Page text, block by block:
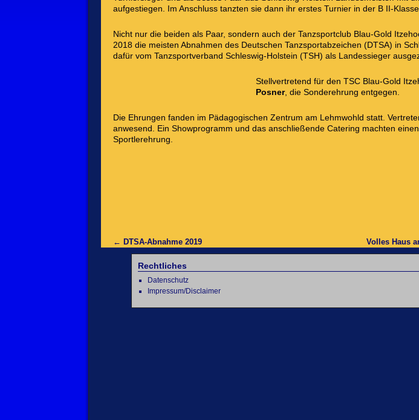
aufgestiegen. Im Anschluss tanzten sie dann ihr erstes Turnier in der B II-
Nicht nur die beiden als Paar, sondern auch der Tanzsportclub Blau-Gold
2018 die meisten Abnahmen des Deutschen Tanzsportabzeichen (DTSA) in
dafür vom Tanzsportverband Schleswig-Holstein (TSH) als Landessieger
Stellvertretend für den TSC Blau-Gold
Posner, die Sonderehrung entgegen.
Die Ehrungen fanden im Pädagogischen Zentrum am Lehmwohld statt.
anwesend. Ein Showprogramm und das anschließende Catering machten
Sportlerehrung.
← DTSA-Abnahme 2019 Volles Haus
Rechtliches
Datenschutz
Impressum/Disclaimer